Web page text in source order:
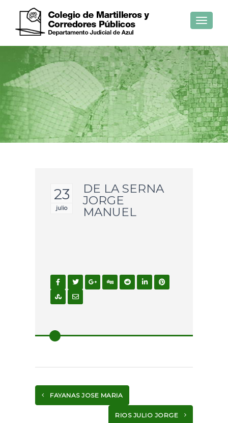
Toggle
23
julio
DE LA SERNA
JORGE
MANUEL
FAYANAS JOSE MARIA
RIOS JULIO JORGE